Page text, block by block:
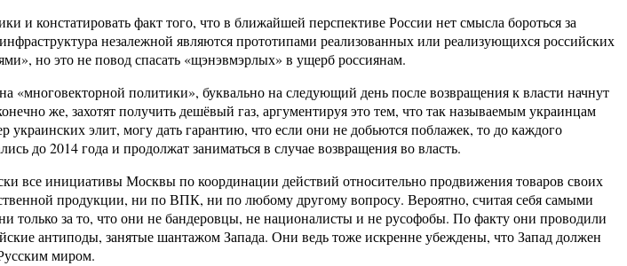
констатировать факт того, что в ближайшей перспективе России нет смысла бороться за
незалежной являются прототипами реализованных или реализующихся российских
но это не повод спасать «щэнэвмэрлых» в ущерб россиянам.
«многовекторной политики», буквально на следующий день после возвращения к власти начнут
же, захотят получить дешёвый газ, аргументируя это тем, что так называемым украинцам
украинских элит, могу дать гарантию, что если они не добьются поблажек, то до каждого
до 2014 года и продолжат заниматься в случае возвращения во власть.
все инициативы Москвы по координации действий относительно продвижения товаров своих
продукции, ни по ВПК, ни по любому другому вопросу. Вероятно, считая себя самыми
за то, что они не бандеровцы, не националисты и не русофобы. По факту они проводили
антиподы, занятые шантажом Запада. Они ведь тоже искренне убеждены, что Запад должен
миром.